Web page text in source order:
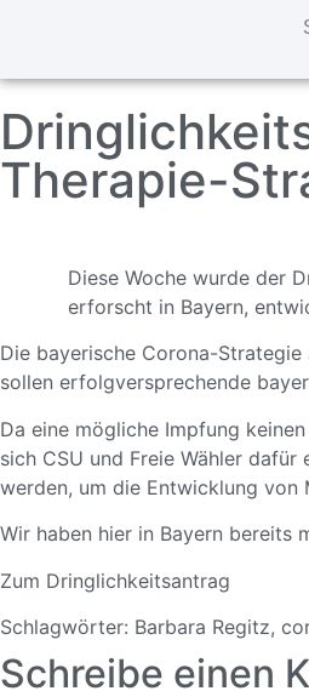
Therapie-
Diese Woche wurde der
erforscht in Bayern,
Die bayerische Corona-
sollen erfolgversprechende
Da eine mögliche Impfung
sich CSU und Freie Wähler
werden, um die Entwicklung von
Wir haben hier in Bayern bereits
Zum Dringlichkeitsantrag
Schlagwörter: Barbara Regitz,
Schreibe einen